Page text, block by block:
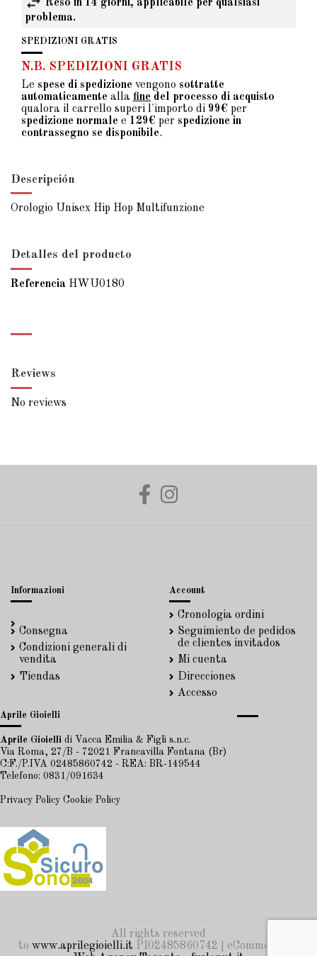
Reso in 14 giorni, applicabile per qualsiasi
problema.
SPEDIZIONI GRATIS
N.B. SPEDIZIONI GRATIS
Le spese di spedizione vengono sottratte
automaticamente alla fine del processo di acquisto
qualora il carrello superi l'importo di 99€ per
spedizione normale e 129€ per spedizione in
contrassegno se disponibile.
Descripción
Orologio Unisex Hip Hop Multifunzione
Detalles del producto
Referencia HWU0180
Reviews
No reviews
Informazioni
Consegna
Condizioni generali di
vendita
Tiendas
Account
Cronologia ordini
Seguimiento de pedidos
de clientes invitados
Mi cuenta
Direcciones
Accesso
Aprile Gioielli
Aprile Gioielli di Vacca Emilia & Figli s.n.c.
Via Roma, 27/B - 72021 Francavilla Fontana (Br)
C:F./P.IVA 02485860742 - REA: BR-149544
Telefono: 0831/091634
Privacy Policy Cookie Policy
All rights reserved
to www.aprilegioielli.it PI02485860742 | eCommerce by